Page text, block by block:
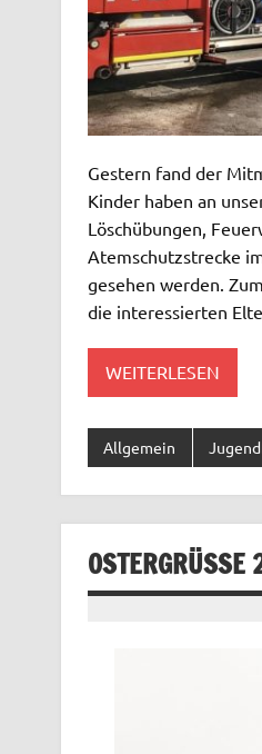
Gestern fand der
Kinder haben an
Löschübungen,
Atemschutzstrecke
gesehen werden.
die interessierten
WEITERLESEN
Allgemein
OSTERGRÜSSE